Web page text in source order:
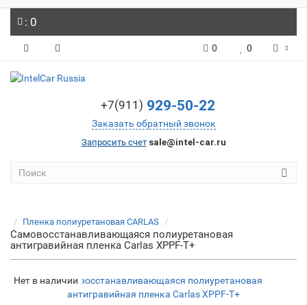
: 0
0 0
+7(911) 929-50-22
Заказать обратный звонок
Запросить счет sale@intel-car.ru
Пленка полиуретановая CARLAS
Самовосстанавливающаяся полиуретановая
антигравийная пленка Carlas XPPF-T+
Нет в наличии